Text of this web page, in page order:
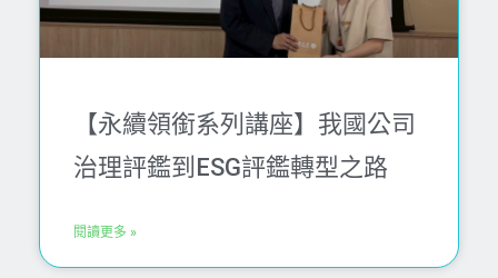
【永續領銜系列講座】我國公司
治理評鑑到ESG評鑑轉型之路
閱讀更多 »